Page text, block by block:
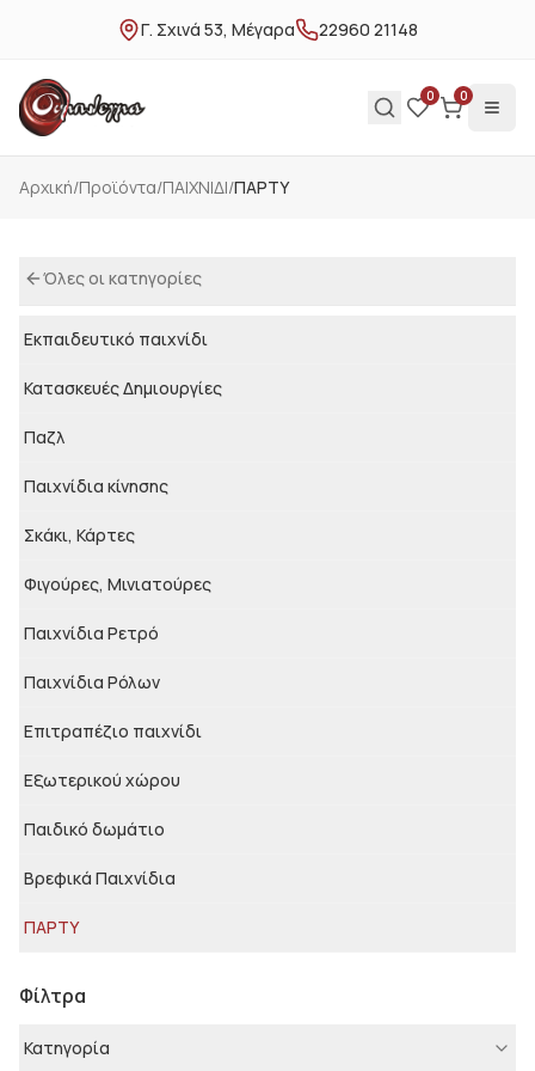
Γ. Σχινά 53, Μέγαρα 22960 21148
0 0
Αρχική/Προϊόντα/ΠΑΙΧΝΙΔΙ/ΠΑΡΤΥ
Όλες οι κατηγορίες
Εκπαιδευτικό παιχνίδι
Κατασκευές Δημιουργίες
Παζλ
Παιχνίδια κίνησης
Σκάκι, Κάρτες
Φιγούρες, Μινιατούρες
Παιχνίδια Ρετρό
Παιχνίδια Ρόλων
Επιτραπέζιο παιχνίδι
Εξωτερικού χώρου
Παιδικό δωμάτιο
Βρεφικά Παιχνίδια
ΠΑΡΤΥ
Φίλτρα
Κατηγορία